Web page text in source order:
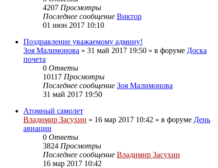
4207 Просмотры
Последнее сообщение Виктор
01 июн 2017 10:10
Поздравление уважаемому админу!
Зоя Малимонова » 31 май 2017 19:50 » в форуме Доска
почета
0 Ответы
10117 Просмотры
Последнее сообщение Зоя Малимонова
31 май 2017 19:50
Атомный самолет
Владимир Засухин » 16 мар 2017 10:42 » в форуме День
авиации
0 Ответы
3824 Просмотры
Последнее сообщение Владимир Засухин
16 мар 2017 10:42